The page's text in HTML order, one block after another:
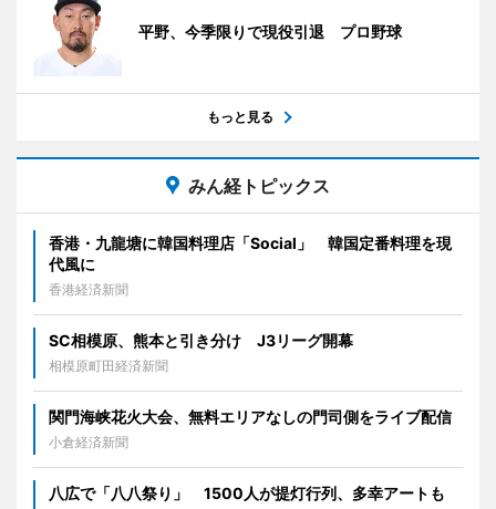
平野、今季限りで現役引退 プロ野球
もっと見る
みん経トピックス
香港・九龍塘に韓国料理店「Social」 韓国定番料理を現
代風に
香港経済新聞
SC相模原、熊本と引き分け J3リーグ開幕
相模原町田経済新聞
関門海峡花火大会、無料エリアなしの門司側をライブ配信
小倉経済新聞
八広で「八八祭り」 1500人が提灯行列、多幸アートも